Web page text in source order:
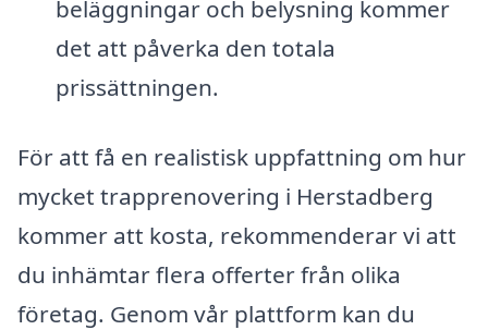
beläggningar och belysning kommer
det att påverka den totala
prissättningen.
För att få en realistisk uppfattning om hur
mycket trapprenovering i Herstadberg
kommer att kosta, rekommenderar vi att
du inhämtar flera offerter från olika
företag. Genom vår plattform kan du